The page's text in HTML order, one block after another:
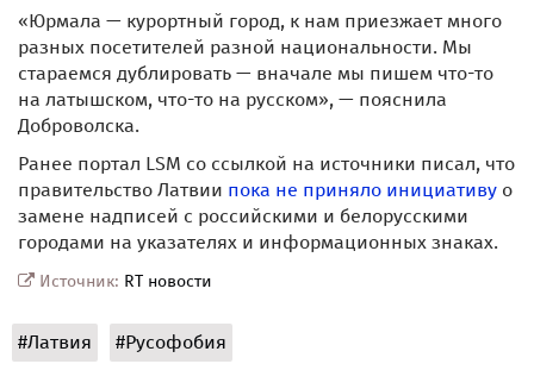
«Юрмала — курортный город, к нам приезжает много
разных посетителей разной национальности. Мы
стараемся дублировать — вначале мы пишем что-то
на латышском, что-то на русском», — пояснила
Доброволска.
Ранее портал LSM со ссылкой на источники писал, что
правительство Латвии пока не приняло инициативу о
замене надписей с российскими и белорусскими
городами на указателях и информационных знаках.
Источник: RT новости
#Латвия #Русофобия